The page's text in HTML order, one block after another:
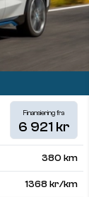
Finansiering fra
6 921 kr
380 km
1368 kr/km